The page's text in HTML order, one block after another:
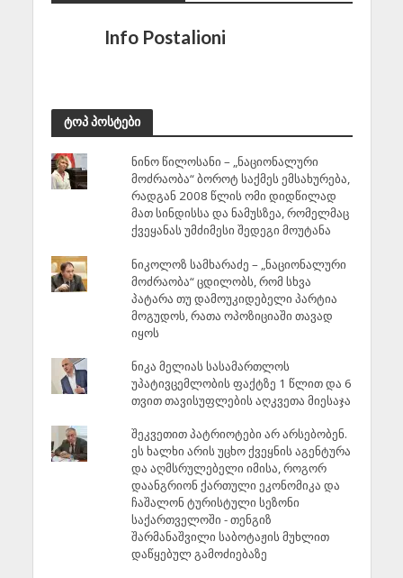
Info Postalioni
ტოპ პოსტები
ნინო წილოსანი – „ნაციონალური
მოძრაობა“ ბოროტ საქმეს ემსახურება,
რადგან 2008 წლის ომი დიდწილად
მათ სინდისსა და ნამუსზეა, რომელმაც
ქვეყანას უმძიმესი შედეგი მოუტანა
ნიკოლოზ სამხარაძე – „ნაციონალური
მოძრაობა“ ცდილობს, რომ სხვა
პატარა თუ დამოუკიდებელი პარტია
მოგუდოს, რათა ოპოზიციაში თავად
იყოს
ნიკა მელიას სასამართლოს
უპატივცემლობის ფაქტზე 1 წლით და 6
თვით თავისუფლების აღკვეთა მიესაჯა
შეკვეთით პატრიოტები არ არსებობენ.
ეს ხალხი არის უცხო ქვეყნის აგენტურა
და აღმსრულებელი იმისა, როგორ
დაანგრიონ ქართული ეკონომიკა და
ჩაშალონ ტურისტული სეზონი
საქართველოში - თენგიზ
შარმანაშვილი საბოტაჟის მუხლით
დაწყებულ გამოძიებაზე